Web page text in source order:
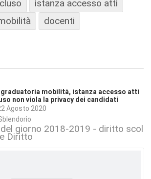
istanza accesso atti
docenti
mobilità, istanza accesso atti
non viola la privacy dei candidati
Agosto 2020
giorno 2018-2019 - diritto
Diritto